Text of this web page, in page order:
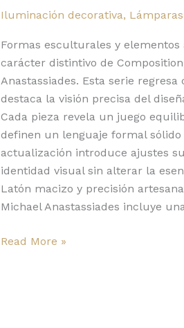
Iluminación decorativa,
Formas esculturales y
carácter distintivo de
Anastassiades. Esta serie
destaca la visión precisa del
Cada pieza revela un juego
definen un lenguaje formal sólido
actualización introduce ajustes
identidad visual sin alterar la
Latón macizo y precisión
Michael Anastassiades incluye
visual
formas
esculturales
Read More »